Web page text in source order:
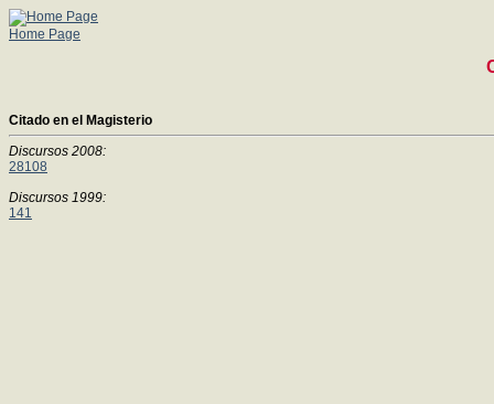
Home Page
Citado en el Magisterio
Discursos 2008:
28108
Discursos 1999:
141